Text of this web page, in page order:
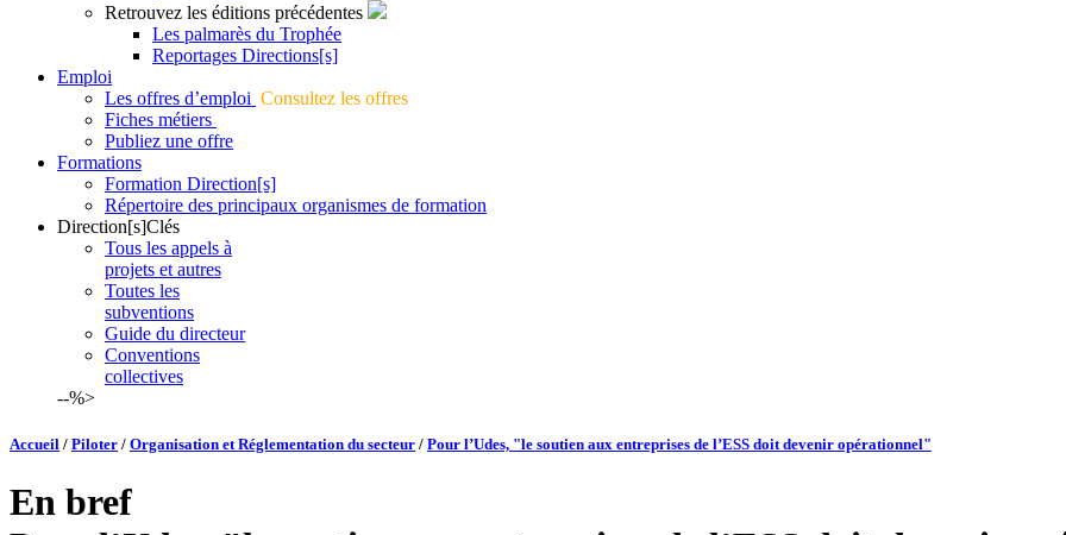
Retrouvez les éditions précédentes
Les palmarès du Trophée
Reportages Directions[s]
Emploi
Les offres d’emploi Consultez les offres
Fiches métiers
Publiez une offre
Formations
Formation Direction[s]
Répertoire des principaux organismes de formation
Direction[s]Clés
Tous les appels à
projets et autres
Toutes les
subventions
Guide du directeur
Conventions
collectives
--%>
Accueil / Piloter / Organisation et Réglementation du secteur / Pour l’Udes, "le soutien aux entreprises de l’ESS doit devenir opérationnel"
En bref